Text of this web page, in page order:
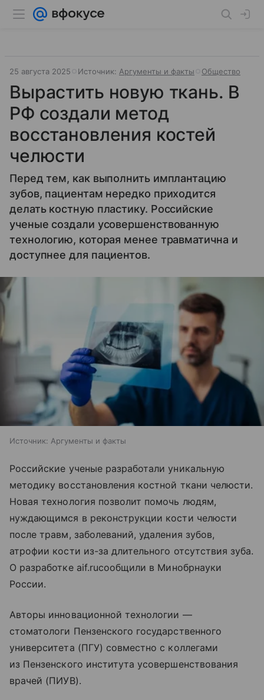
25 августа 2025 Источник: Аргументы и факты Общество
Вырастить новую ткань. В
РФ создали метод
восстановления костей
челюсти
Перед тем, как выполнить имплантацию
зубов, пациентам нередко приходится
делать костную пластику. Российские
ученые создали усовершенствованную
технологию, которая менее травматична и
доступнее для пациентов.
Источник: Аргументы и факты
Российские ученые разработали уникальную
методику восстановления костной ткани челюсти.
Новая технология позволит помочь людям,
нуждающимся в реконструкции кости челюсти
после травм, заболеваний, удаления зубов,
атрофии кости из-за длительного отсутствия зуба.
О разработке aif.ruсообщили в Минобрнауки
России.
Авторы инновационной технологии —
стоматологи Пензенского государственного
университета (ПГУ) совместно с коллегами
из Пензенского института усовершенствования
врачей (ПИУВ).